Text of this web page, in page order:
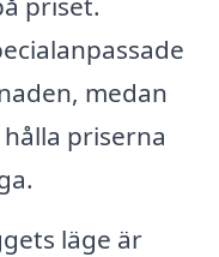
medan
priserna
läge är